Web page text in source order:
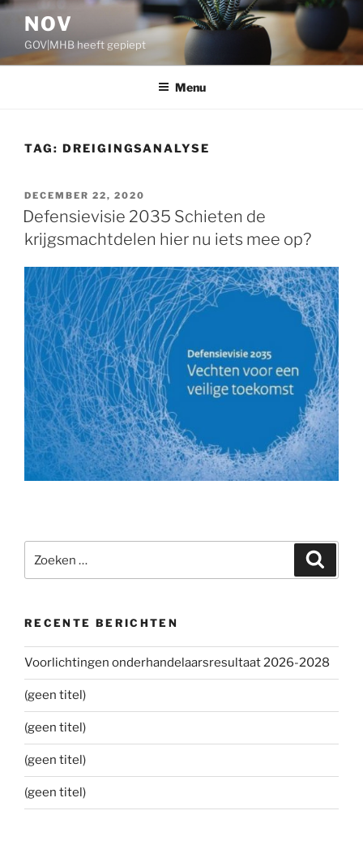
Ga
inhoud
NOV
GOV|MHB heeft gepiept
Menu
TAG: DREIGINGSANALYSE
GEPLAATST
OP
DECEMBER 22, 2020
Defensievisie 2035 Schieten de
krijgsmachtdelen hier nu iets mee op?
naar:
RECENTE BERICHTEN
Voorlichtingen onderhandelaarsresultaat 2026-2028
(geen titel)
(geen titel)
(geen titel)
(geen titel)